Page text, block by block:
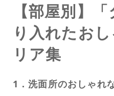
【部屋別】
り入れたお
リア集
1．洗面所のおしゃれ